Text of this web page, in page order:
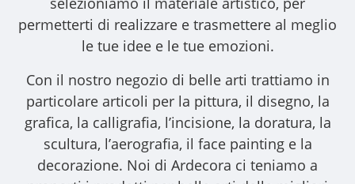
permetterti di realizzare e trasmettere al meglio
le tue idee e le tue emozioni.
Con il nostro negozio di belle arti trattiamo in
particolare articoli per la pittura, il disegno, la
grafica, la calligrafia, l’incisione, la doratura, la
scultura, l’aerografia, il face painting e la
decorazione. Noi di Ardecora ci teniamo a